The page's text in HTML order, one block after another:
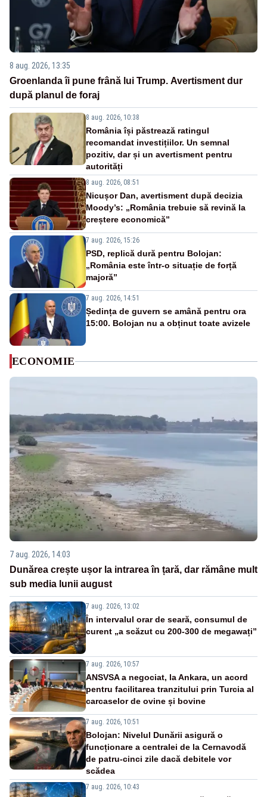
8 aug. 2026, 13:35
Groenlanda îi pune frână lui Trump. Avertisment dur
după planul de foraj
8 aug. 2026, 10:38
România își păstrează ratingul
recomandat investițiilor. Un semnal
pozitiv, dar și un avertisment pentru
autorități
8 aug. 2026, 08:51
Nicușor Dan, avertisment după decizia
Moody’s: „România trebuie să revină la
creștere economică”
7 aug. 2026, 15:26
PSD, replică dură pentru Bolojan:
„România este într-o situație de forță
majoră”
7 aug. 2026, 14:51
Ședința de guvern se amână pentru ora
15:00. Bolojan nu a obținut toate avizele
ECONOMIE
7 aug. 2026, 14:03
Dunărea crește ușor la intrarea în țară, dar rămâne mult
sub media lunii august
7 aug. 2026, 13:02
În intervalul orar de seară, consumul de
curent „a scăzut cu 200-300 de megawați”
7 aug. 2026, 10:57
ANSVSA a negociat, la Ankara, un acord
pentru facilitarea tranzitului prin Turcia al
carcaselor de ovine și bovine
7 aug. 2026, 10:51
Bolojan: Nivelul Dunării asigură o
funcționare a centralei de la Cernavodă
de patru-cinci zile dacă debitele vor
scădea
7 aug. 2026, 10:43